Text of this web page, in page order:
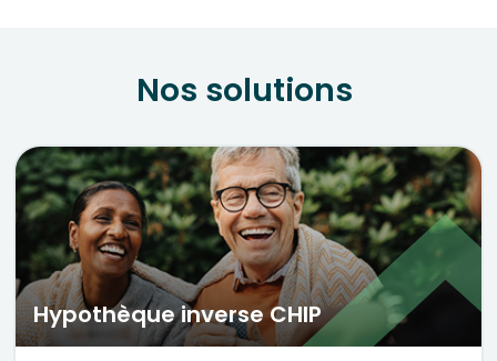
Nos solutions
Hypothèque inverse CHIP